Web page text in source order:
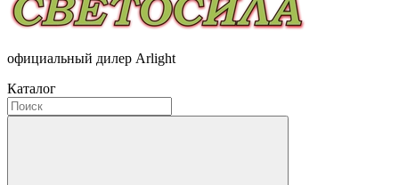
официальный дилер Arlight
Каталог